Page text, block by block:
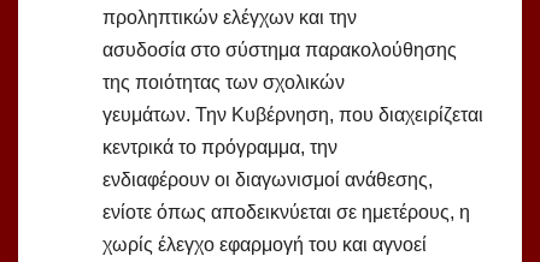
προληπτικών ελέγχων και την
ασυδοσία στο σύστημα παρακολούθησης
της ποιότητας των σχολικών
γευμάτων. Την Κυβέρνηση, που διαχειρίζεται
κεντρικά το πρόγραμμα, την
ενδιαφέρουν οι διαγωνισμοί ανάθεσης,
ενίοτε όπως αποδεικνύεται σε ημετέρους, η
χωρίς έλεγχο εφαρμογή του και αγνοεί